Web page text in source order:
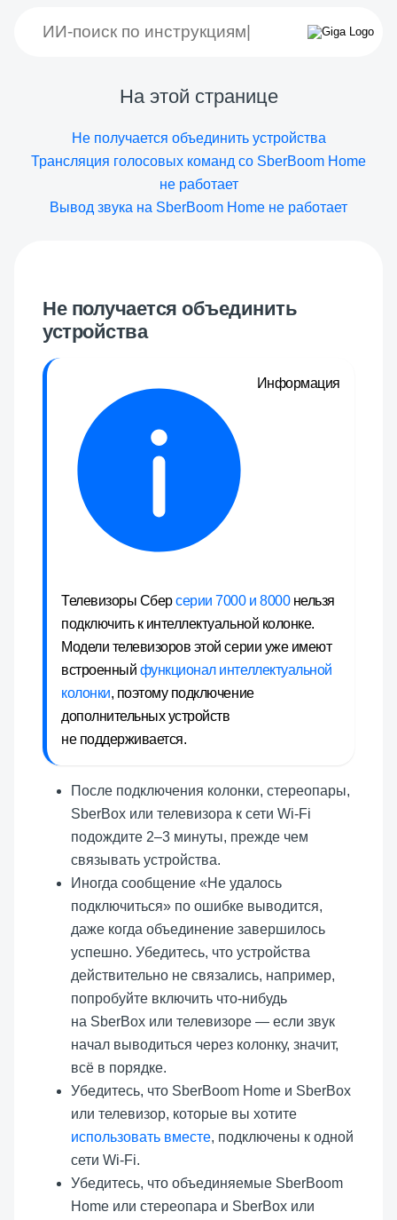
На этой странице
Не получается объединить устройства
Трансляция голосовых команд со SberBoom Home
не работает
Вывод звука на SberBoom Home не работает
Не получается объединить
устройства
Информация
Телевизоры Сберсерии 7000 и 8000нельзя
подключить к интеллектуальной колонке.
Модели телевизоров этой серии уже имеют
встроенный функционал интеллектуальной
колонки, поэтому подключение
дополнительных устройств
не поддерживается.
После подключения колонки, стереопары,
SberBox или телевизора к сети Wi-Fi
подождите 2–3 минуты, прежде чем
связывать устройства.
Иногда сообщение «Не удалось
подключиться» по ошибке выводится,
даже когда объединение завершилось
успешно. Убедитесь, что устройства
действительно не связались, например,
попробуйте включить что-нибудь
на SberBox или телевизоре — если звук
начал выводиться через колонку, значит,
всё в порядке.
Убедитесь, что SberBoom Home и SberBox
или телевизор, которые вы хотите
использовать вместе, подключены к одной
сети Wi-Fi.
Убедитесь, что объединяемые SberBoom
Home или стереопара и SberBox или